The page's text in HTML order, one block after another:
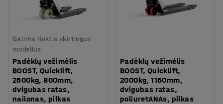
Galima rinktis skirtingus
modelius
Padėklų vežimėlis
BOOST, Quicklift,
2500kg, 800mm,
dvigubas ratas,
nailonas, pilkas
Padėklų vežimėlis
BOOST, Quicklift,
2000kg, 1150mm,
dvigubas ratas,
poliuretANAs, pilkas